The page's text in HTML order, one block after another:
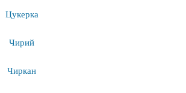
Цукерка
Чирий
Чиркан